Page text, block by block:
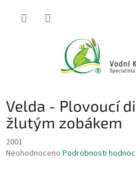
Velda - Plovoucí
žlutým zobákem
2001
Průměrné
Neohodnoceno Podrobnosti